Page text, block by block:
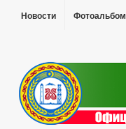
Новости Фотоальбом